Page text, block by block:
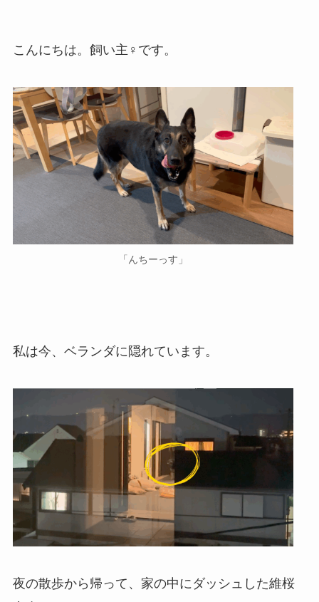
こんにちは。飼い主♀です。
「んちーっす」
私は今、ベランダに隠れています。
夜の散歩から帰って、家の中にダッシュした維桜